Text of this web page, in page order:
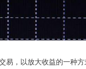
，以放大收益的一种